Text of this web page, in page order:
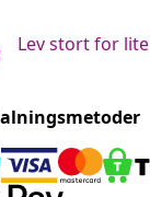
Lev stort for lite